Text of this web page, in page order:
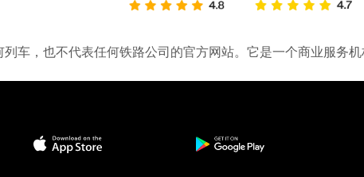
车，也不代表任何铁路公司的官方网站。它是一个商业服务